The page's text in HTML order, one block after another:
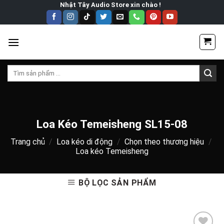
Nhật Tây Audio Store xin chào !
Tìm
Loa Kéo Temeisheng SL15-08
Trang chủ / Loa kéo di động / Chọn theo thương hiệu /
Loa kéo Temeisheng
BỘ LỌC SẢN PHẨM